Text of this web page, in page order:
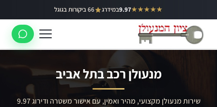
לתוכן
★★★★★
9.97במידרג 66 ביקורות בגוגל באר יעקב
ראשון לציון
רמלה
מנעולן רכב בתל אביב
שירות מנעולן מקצועי, מהיר ואמין, עם אישור משטרה ודירוג 9.97